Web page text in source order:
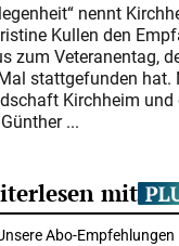
nennt
Kullen den
zum Veteranentag,
stattgefunden hat.
Kirchheim und
...